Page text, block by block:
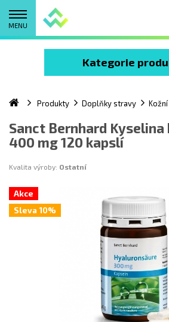
MENU
Kategorie
Produkty Doplňky stravy
Sanct Bernhard
400 mg 120 kapslí
Kvalita výroby: Ostatní
Akce
Sleva 10%